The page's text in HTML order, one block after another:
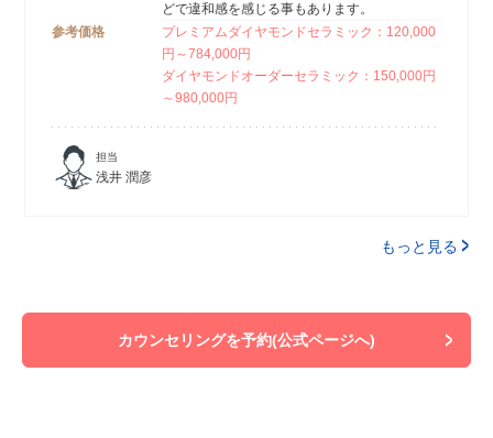
どで違和感を感じる事もあります。
参考価格
プレミアムダイヤモンドセラミック：120,000
円～784,000円
ダイヤモンドオーダーセラミック：150,000円
～980,000円
担当
浅井 潤彦
もっと見る
カウンセリングを予約(公式ページへ)